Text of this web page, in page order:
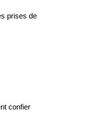
prises de
confier